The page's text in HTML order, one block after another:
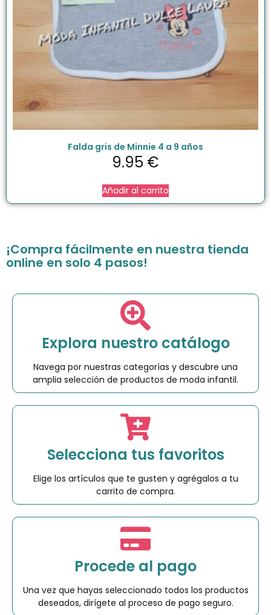
Falda gris de Minnie 4 a 9 años
9.95 €
Añadir al carrito
¡Compra fácilmente en nuestra tienda
online en solo 4 pasos!
Explora nuestro catálogo
Navega por nuestras categorías y descubre una
amplia selección de productos de moda infantil.
Selecciona tus favoritos
Elige los artículos que te gusten y agrégalos a tu
carrito de compra.
Procede al pago
Una vez que hayas seleccionado todos los productos
deseados, dirígete al proceso de pago seguro.